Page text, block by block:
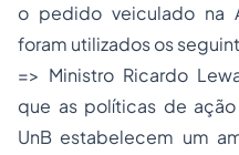
o pedido veiculado na
foram utilizados os
=> Ministro Ricardo
que as políticas de
UnB estabelecem um